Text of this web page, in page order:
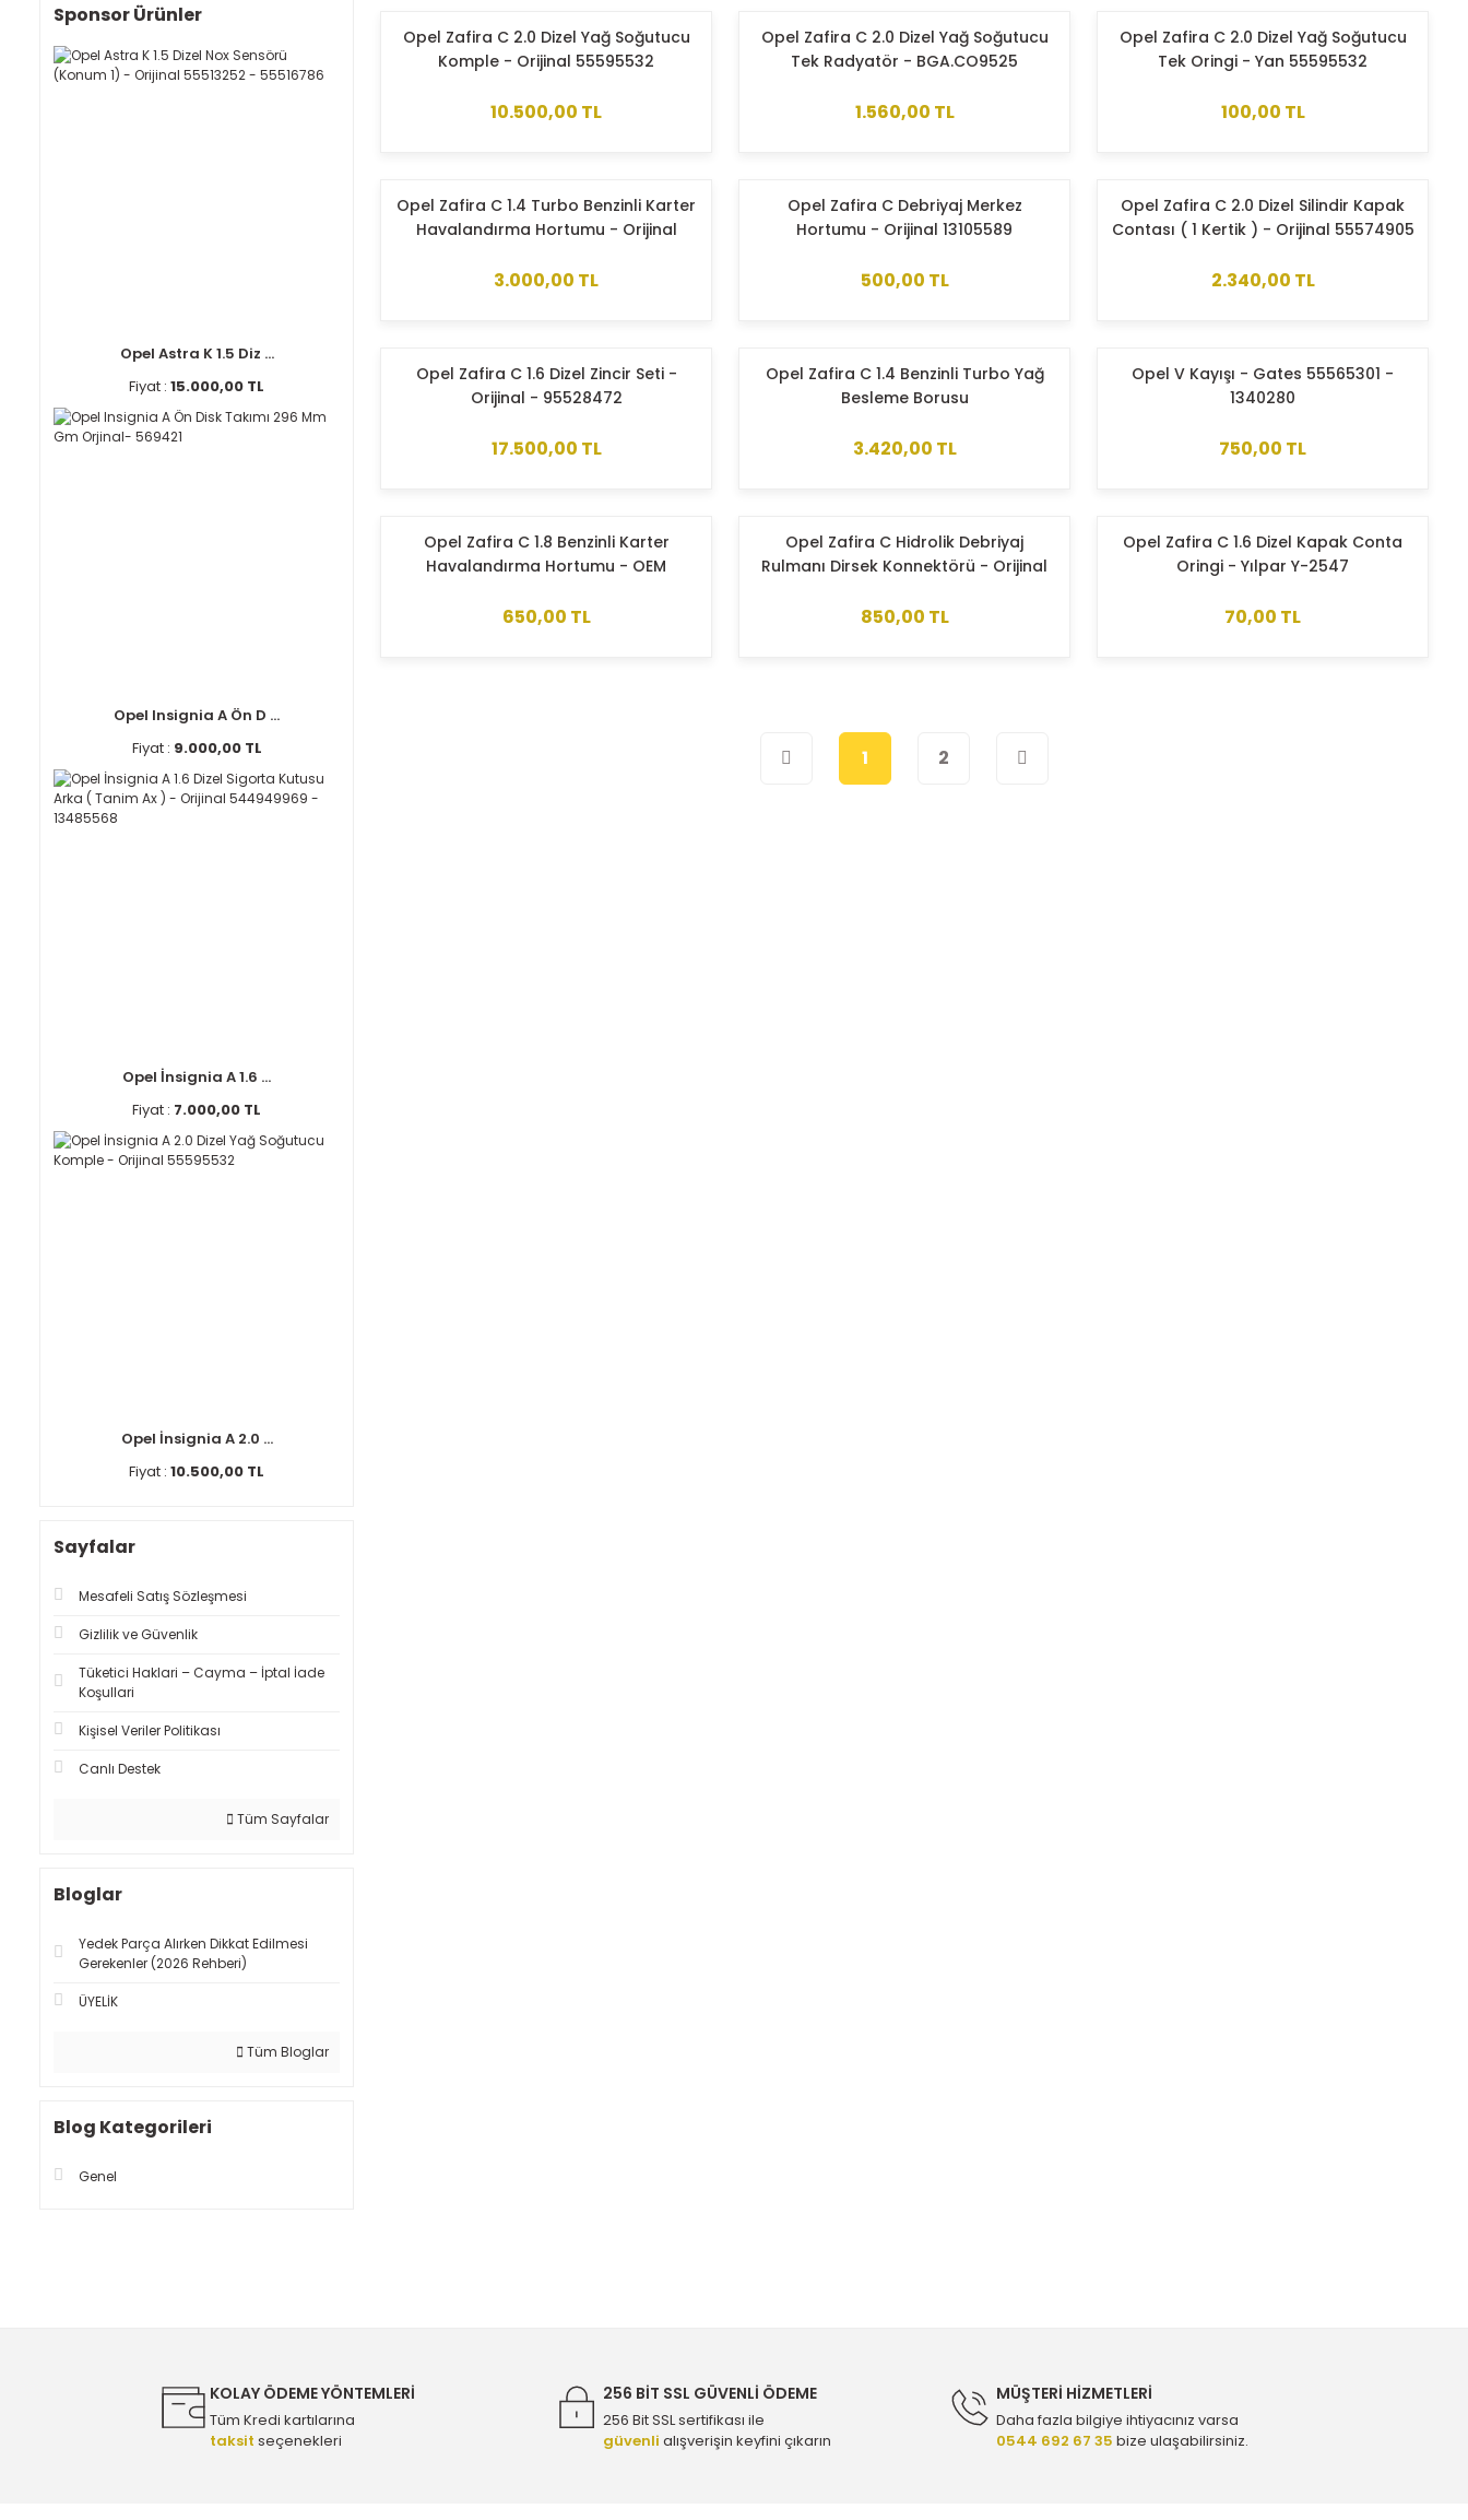
Sponsor Ürünler
Opel Astra K 1.5 Diz ...
Fiyat : 15.000,00 TL
Opel Insignia A Ön D ...
Fiyat : 9.000,00 TL
Opel İnsignia A 1.6 ...
Fiyat : 7.000,00 TL
Opel İnsignia A 2.0 ...
Fiyat : 10.500,00 TL
Sayfalar
Mesafeli Satış Sözleşmesi
Gizlilik ve Güvenlik
Tüketici Haklari – Cayma – İptal İade
Koşullari
Kişisel Veriler Politikası
Canlı Destek
Tüm Sayfalar
Bloglar
Yedek Parça Alırken Dikkat Edilmesi
Gerekenler (2026 Rehberi)
ÜYELİK
Tüm Bloglar
Blog Kategorileri
Genel
Opel Zafira C 2.0 Dizel Yağ Soğutucu
Komple - Orijinal 55595532
10.500,00 TL
Opel Zafira C 2.0 Dizel Yağ Soğutucu
Tek Radyatör - BGA.CO9525
1.560,00 TL
Opel Zafira C 2.0 Dizel Yağ Soğutucu
Tek Oringi - Yan 55595532
100,00 TL
Opel Zafira C 1.4 Turbo Benzinli Karter
Havalandırma Hortumu - Orijinal
3.000,00 TL
Opel Zafira C Debriyaj Merkez
Hortumu - Orijinal 13105589
500,00 TL
Opel Zafira C 2.0 Dizel Silindir Kapak
Contası ( 1 Kertik ) - Orijinal 55574905
2.340,00 TL
Opel Zafira C 1.6 Dizel Zincir Seti -
Orijinal - 95528472
17.500,00 TL
Opel Zafira C 1.4 Benzinli Turbo Yağ
Besleme Borusu
3.420,00 TL
Opel V Kayışı - Gates 55565301 -
1340280
750,00 TL
Opel Zafira C 1.8 Benzinli Karter
Havalandırma Hortumu - OEM
650,00 TL
Opel Zafira C Hidrolik Debriyaj
Rulmanı Dirsek Konnektörü - Orijinal
850,00 TL
Opel Zafira C 1.6 Dizel Kapak Conta
Oringi - Yılpar Y-2547
70,00 TL
1 2
KOLAY ÖDEME YÖNTEMLERİ
Tüm Kredi kartılarına
taksit seçenekleri
256 BİT SSL GÜVENLİ ÖDEME
256 Bit SSL sertifikası ile
güvenli alışverişin keyfini çıkarın
MÜŞTERİ HİZMETLERİ
Daha fazla bilgiye ihtiyacınız varsa
0544 692 67 35 bize ulaşabilirsiniz.